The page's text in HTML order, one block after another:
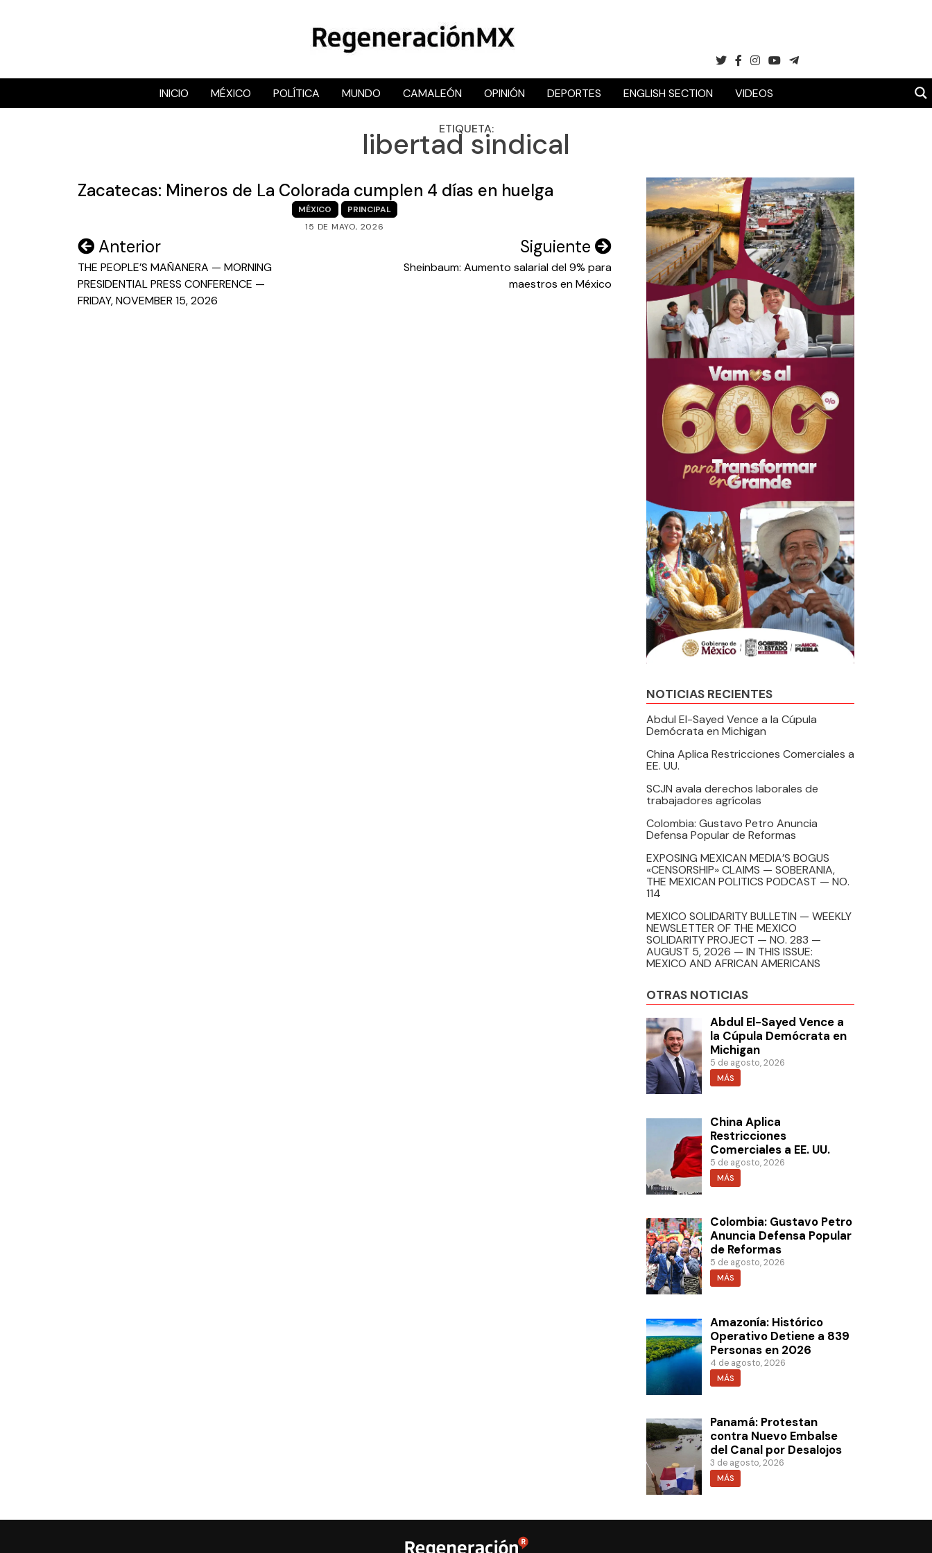
RegeneraciónMX
Sitio de noticias libre e independiente
INICIO MÉXICO POLÍTICA MUNDO CAMALEÓN OPINIÓN DEPORTES ENGLISH SECTION VIDEOS
ETIQUETA:
libertad sindical
Zacatecas: Mineros de La Colorada cumplen 4 días en huelga
MÉXICO
PRINCIPAL
15 DE MAYO, 2026
Navegación
de
entradas
Anterior
THE PEOPLE’S MAÑANERA — MORNING
PRESIDENTIAL PRESS CONFERENCE —
FRIDAY, NOVEMBER 15, 2026
Siguiente
Sheinbaum: Aumento salarial del 9% para
maestros en México
NOTICIAS RECIENTES
Abdul El-Sayed Vence a la Cúpula
Demócrata en Michigan
China Aplica Restricciones Comerciales a
EE. UU.
SCJN avala derechos laborales de
trabajadores agrícolas
Colombia: Gustavo Petro Anuncia
Defensa Popular de Reformas
EXPOSING MEXICAN MEDIA’S BOGUS
«CENSORSHIP» CLAIMS — SOBERANIA,
THE MEXICAN POLITICS PODCAST — NO.
114
MEXICO SOLIDARITY BULLETIN — WEEKLY
NEWSLETTER OF THE MEXICO
SOLIDARITY PROJECT — NO. 283 —
AUGUST 5, 2026 — IN THIS ISSUE:
MEXICO AND AFRICAN AMERICANS
OTRAS NOTICIAS
Abdul El-Sayed Vence a
la Cúpula Demócrata en
Michigan
5 de agosto, 2026
MÁS
China Aplica
Restricciones
Comerciales a EE. UU.
5 de agosto, 2026
MÁS
Colombia: Gustavo Petro
Anuncia Defensa Popular
de Reformas
5 de agosto, 2026
MÁS
Amazonía: Histórico
Operativo Detiene a 839
Personas en 2026
4 de agosto, 2026
MÁS
Panamá: Protestan
contra Nuevo Embalse
del Canal por Desalojos
3 de agosto, 2026
MÁS